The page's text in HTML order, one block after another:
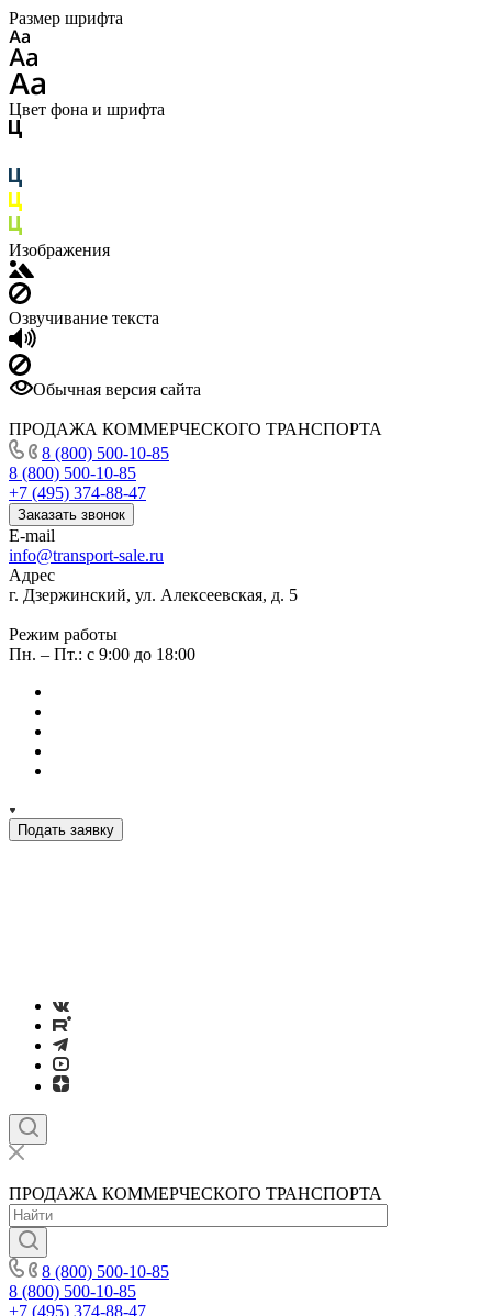
Размер шрифта
Цвет фона и шрифта
Изображения
Озвучивание текста
Обычная версия сайта
ПРОДАЖА КОММЕРЧЕСКОГО ТРАНСПОРТА
8 (800) 500-10-85
8 (800) 500-10-85
+7 (495) 374-88-47
Заказать звонок
E-mail
info@transport-sale.ru
Адрес
г. Дзержинский, ул. Алексеевская, д. 5
Режим работы
Пн. – Пт.: с 9:00 до 18:00
Подать заявку
ПРОДАЖА КОММЕРЧЕСКОГО ТРАНСПОРТА
8 (800) 500-10-85
8 (800) 500-10-85
+7 (495) 374-88-47